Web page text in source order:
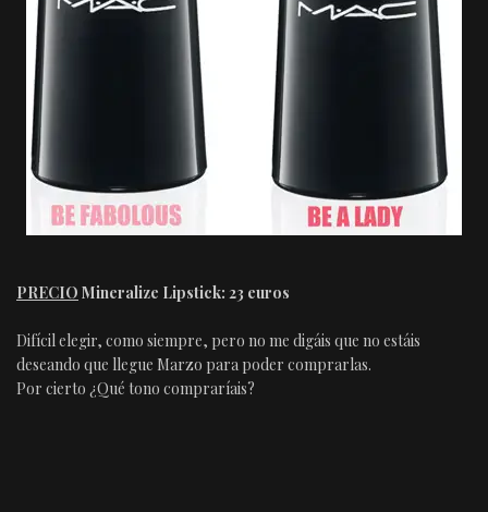
PRECIO Mineralize Lipstick: 23 euros
Difícil elegir, como siempre, pero no me digáis que no estáis
deseando que llegue Marzo para poder comprarlas.
Por cierto ¿Qué tono compraríais?